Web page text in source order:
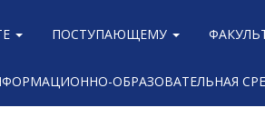
ПОСТУПАЮЩЕМУ
ОБРАЗОВАТЕЛЬНАЯ